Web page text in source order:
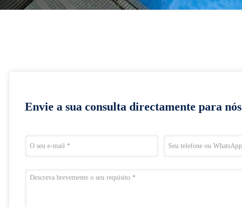
Envie a sua consulta directamente para nós